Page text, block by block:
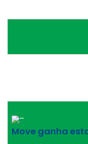
–
Move ganha